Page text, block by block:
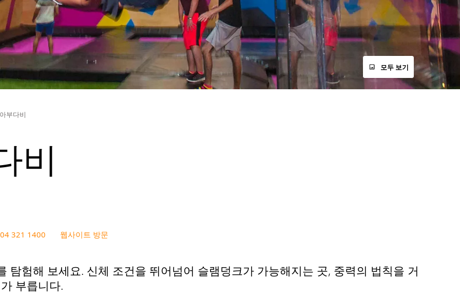
모두 보기
부다비
비
04 321 1400 웹사이트 방문
탐험해 보세요. 신체 조건을 뛰어넘어 슬램덩크가 가능해지는 곳, 중력의 법칙을 거
부릅니다.